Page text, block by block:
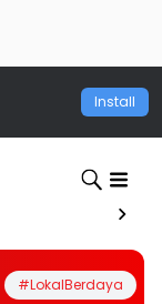
Install
#LokalBerdaya